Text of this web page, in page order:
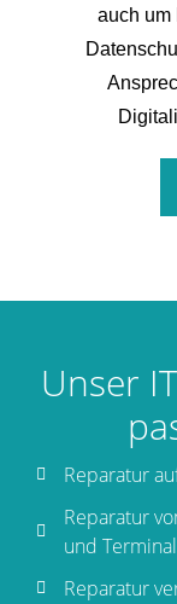
auch um
Unser
Reparatur
Reparatur
und
Reparatur